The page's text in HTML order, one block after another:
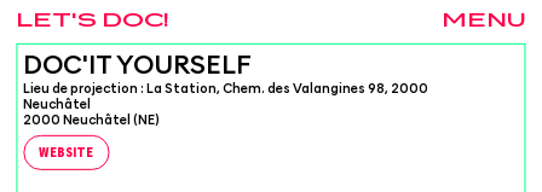
MENU
LET'S DOC!
DOC'IT YOURSELF
Lieu de projection : La Station, Chem. des Valangines 98, 2000
Neuchâtel
2000 Neuchâtel (NE)
WEBSITE